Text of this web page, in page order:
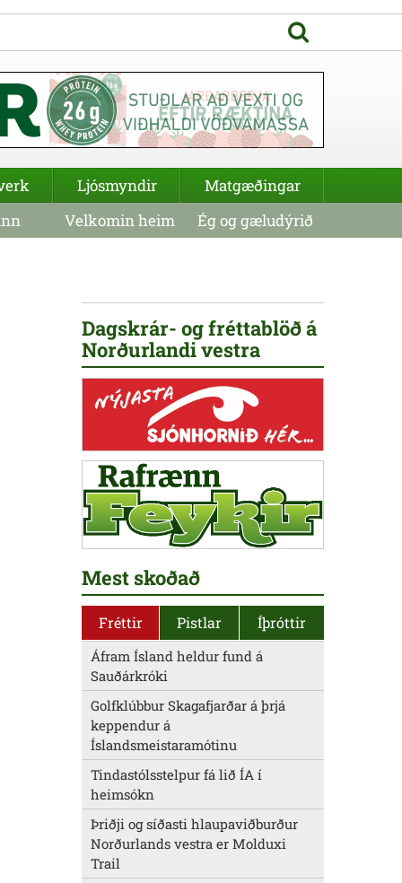
Dagskrár- og fréttablöð á
Norðurlandi vestra
Mest skoðað
Fréttir Pistlar Íþróttir
Áfram Ísland heldur fund á
Sauðárkróki
Golfklúbbur Skagafjarðar á þrjá
keppendur á
Íslandsmeistaramótinu
Tindastólsstelpur fá lið ÍA í
heimsókn
Þriðji og síðasti hlaupaviðburður
Norðurlands vestra er Molduxi
Trail
Ljósmyndir
Matgæðingar
Velkomin heim Ég og gæludýrið